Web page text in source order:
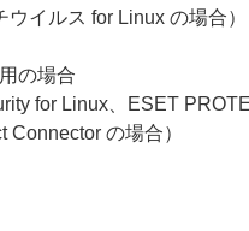
ウイルス for Linux の場合）
の場合
for Linux、ESET
Connector の場合）